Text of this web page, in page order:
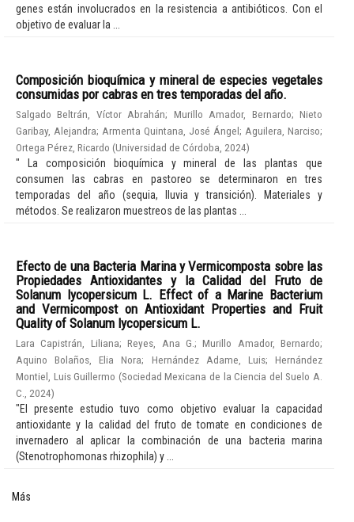
genes están involucrados en la resistencia a antibióticos. Con el
objetivo de evaluar la ...
Composición bioquímica y mineral de especies vegetales
consumidas por cabras en tres temporadas del año.
Salgado Beltrán, Víctor Abrahán; Murillo Amador, Bernardo;Nieto
Garibay, Alejandra; Armenta Quintana, José Ángel; Aguilera, Narciso;
Ortega Pérez, Ricardo (Universidad de Córdoba 2024)
" La composición bioquímica y mineral de las plantas que
consumen las cabras en pastoreo se determinaron en tres
temporadas del año (sequia, lluvia y transición). Materiales y
métodos. Se realizaron muestreos de las plantas ...
Efecto de una Bacteria Marina y Vermicomposta sobre las
Propiedades Antioxidantes y la Calidad del Fruto de
Solanum lycopersicum L. Effect of a Marine Bacterium
and Vermicompost on Antioxidant Properties and Fruit
Quality of Solanum lycopersicum L.
Lara Capistrán, Liliana;Reyes, Ana G. ;Murillo Amador, Bernardo;
Aquino Bolaños, Elia Nora; Hernández Adame, Luis;Hernández
Montiel, Luis Guillermo (Sociedad Mexicana de la Ciencia del Suelo A.
C.
2024)
"El presente estudio tuvo como objetivo evaluar la capacidad
antioxidante y la calidad del fruto de tomate en condiciones de
invernadero al aplicar la combinación de una bacteria marina
(Stenotrophomonas rhizophila) y ...
Más